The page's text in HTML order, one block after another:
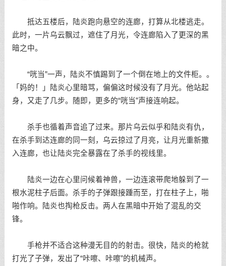
抵达五楼后，陆炎跑向悬空的连廊，打算从北楼逃走。
此时，一片乌云飘过，遮住了月光，令连廊陷入了更深的黑
暗之中。
“咣当”一声，陆炎不慎踢到了一个倒在地上的文件柜。。
「妈的！」陆炎心里暗骂，偏偏这时候没有了月光。他站起
身，又走了几步。随即，更多的“咣当”声接连响起。
杀手也循着声音追了过来。那片乌云似乎和陆炎有仇，
在杀手到达连廊的同一刻，乌云掠过了月亮，让月光重新撒
入连廊，也让陆炎完全暴露在了杀手的视线里。
陆炎一边在心里问候着神兽，一边连滚带爬地躲到了一
根水泥柱子后面。杀手的子弹跟接踵而至，打在柱子上，啪
啪作响。陆炎也掏枪反击。两人在黑暗中开始了混乱的交
锋。
手枪并不适合这种漫无目的的射击。很快，陆炎的枪就
打光了子弹，发出了“咔嚓、咔嚓”的机械声。